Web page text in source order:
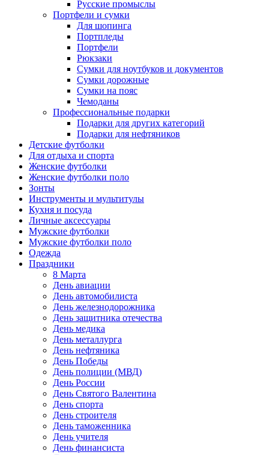
Русские промыслы
Портфели и сумки
Для шопинга
Портпледы
Портфели
Рюкзаки
Сумки для ноутбуков и документов
Сумки дорожные
Сумки на пояс
Чемоданы
Профессиональные подарки
Подарки для других категорий
Подарки для нефтяников
Детские футболки
Для отдыха и спорта
Женские футболки
Женские футболки поло
Зонты
Инструменты и мультитулы
Кухня и посуда
Личные аксессуары
Мужские футболки
Мужские футболки поло
Одежда
Праздники
8 Марта
День авиации
День автомобилиста
День железнодорожника
День защитника отечества
День медика
День металлурга
День нефтяника
День Победы
День полиции (МВД)
День России
День Святого Валентина
День спорта
День строителя
День таможенника
День учителя
День финансиста